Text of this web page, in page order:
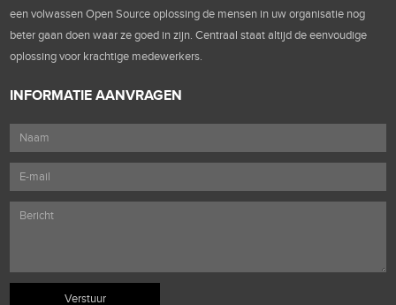
een volwassen Open Source oplossing de mensen in uw organisatie nog
beter gaan doen waar ze goed in zijn. Centraal staat altijd de eenvoudige
oplossing voor krachtige medewerkers.
INFORMATIE AANVRAGEN